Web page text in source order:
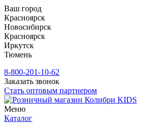
Ваш город
Красноярск
Новосибирск
Красноярск
Иркутск
Тюмень
8-800-201-10-62
Заказать звонок
Стать оптовым партнером
Меню
Каталог